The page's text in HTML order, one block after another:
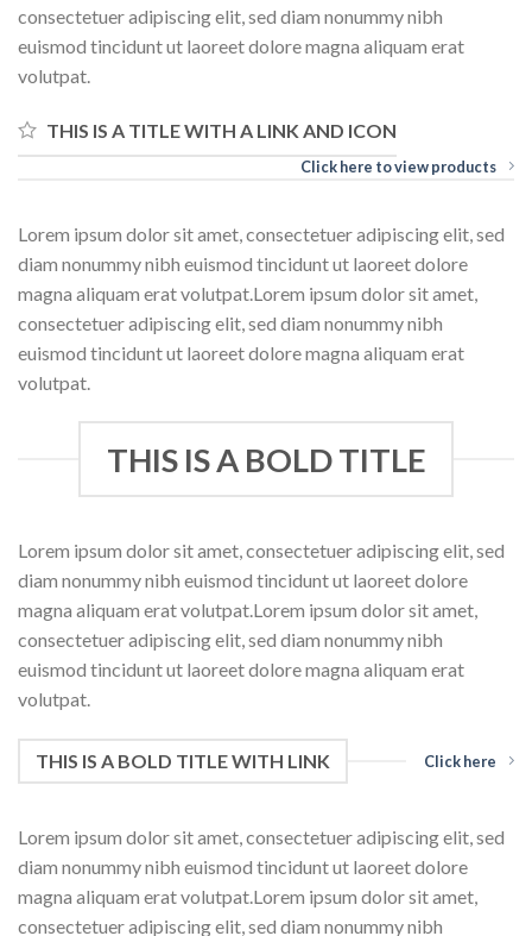
consectetuer adipiscing elit, sed diam nonummy nibh
euismod tincidunt ut laoreet dolore magna aliquam erat
volutpat.
THIS IS A TITLE WITH A LINK AND ICON
Click here to view products
Lorem ipsum dolor sit amet, consectetuer adipiscing elit, sed
diam nonummy nibh euismod tincidunt ut laoreet dolore
magna aliquam erat volutpat.Lorem ipsum dolor sit amet,
consectetuer adipiscing elit, sed diam nonummy nibh
euismod tincidunt ut laoreet dolore magna aliquam erat
volutpat.
THIS IS A BOLD TITLE
Lorem ipsum dolor sit amet, consectetuer adipiscing elit, sed
diam nonummy nibh euismod tincidunt ut laoreet dolore
magna aliquam erat volutpat.Lorem ipsum dolor sit amet,
consectetuer adipiscing elit, sed diam nonummy nibh
euismod tincidunt ut laoreet dolore magna aliquam erat
volutpat.
THIS IS A BOLD TITLE WITH LINK Click here
Lorem ipsum dolor sit amet, consectetuer adipiscing elit, sed
diam nonummy nibh euismod tincidunt ut laoreet dolore
magna aliquam erat volutpat.Lorem ipsum dolor sit amet,
consectetuer adipiscing elit, sed diam nonummy nibh